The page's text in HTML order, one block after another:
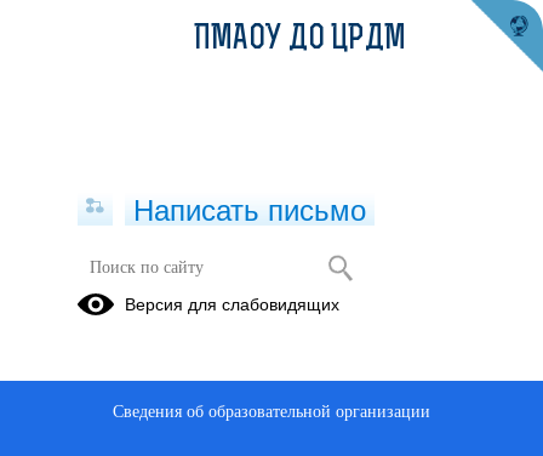
Фольклорный кружок «Истоки»
Объединение фольклорный кружок «Истоки»
ПМАОУ ДО ЦРДМ
Написать письмо
Версия для слабовидящих
Сведения об образовательной организации